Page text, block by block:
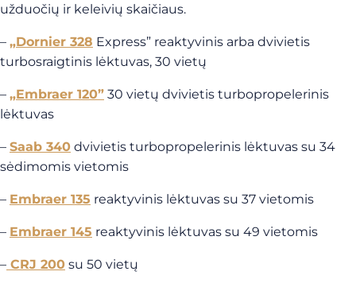
užduočių ir keleivių skaičiaus.
– „Dornier 328 Express” reaktyvinis arba dvivietis
turbosraigtinis lėktuvas, 30 vietų
– „Embraer 120” 30 vietų dvivietis turbopropelerinis
lėktuvas
– Saab 340 dvivietis turbopropelerinis lėktuvas su 34
sėdimomis vietomis
– Embraer 135 reaktyvinis lėktuvas su 37 vietomis
– Embraer 145 reaktyvinis lėktuvas su 49 vietomis
– CRJ 200 su 50 vietų